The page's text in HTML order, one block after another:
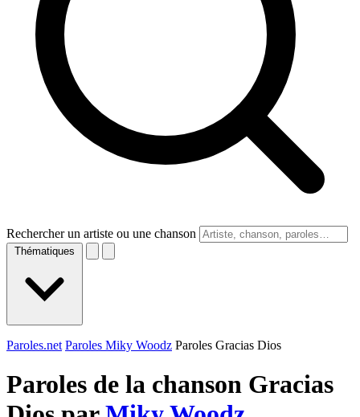
Rechercher un artiste ou une chanson
Thématiques
Paroles.net Paroles Miky Woodz Paroles Gracias Dios
Paroles de la chanson Gracias